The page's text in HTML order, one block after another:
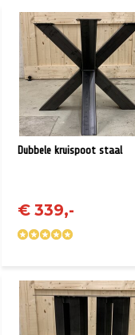
Dubbele kruispoot staal
€ 339,-